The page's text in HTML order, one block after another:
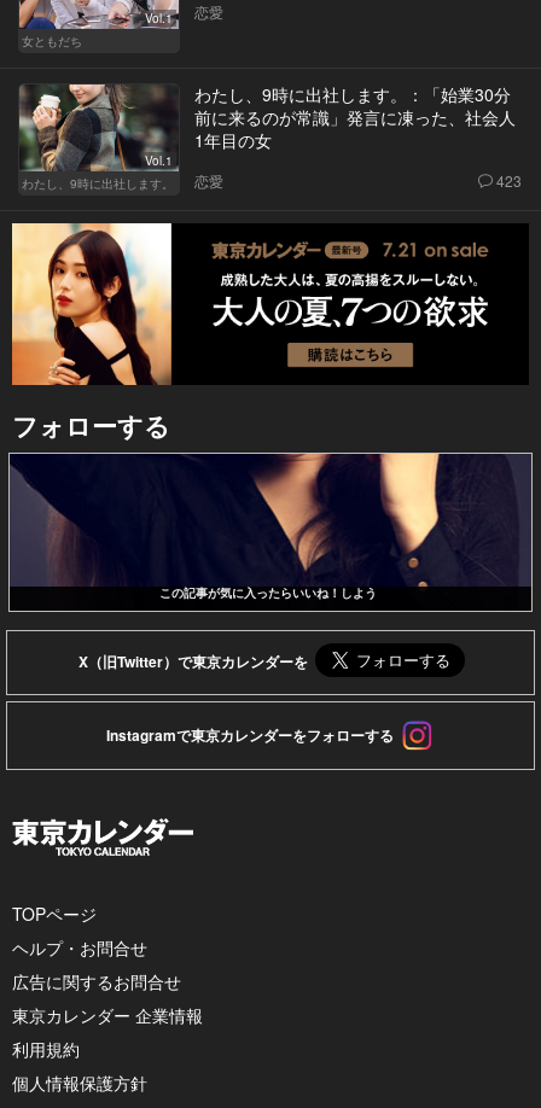
Vol.1
女ともだち
恋愛
Vol.1
わたし、9時に出社します。
わたし、9時に出社します。：「始業30分
前に来るのが常識」発言に凍った、社会人
1年目の女
恋愛 423
フォローする
この記事が気に入ったらいいね！しよう
X（旧Twitter）で東京カレンダーを
Instagramで東京カレンダーをフォローする
TOPページ
ヘルプ・お問合せ
広告に関するお問合せ
東京カレンダー 企業情報
利用規約
個人情報保護方針